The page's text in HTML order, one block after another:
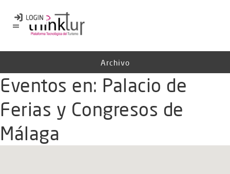
Archivo
Eventos en: Palacio de
Ferias y Congresos de
Málaga